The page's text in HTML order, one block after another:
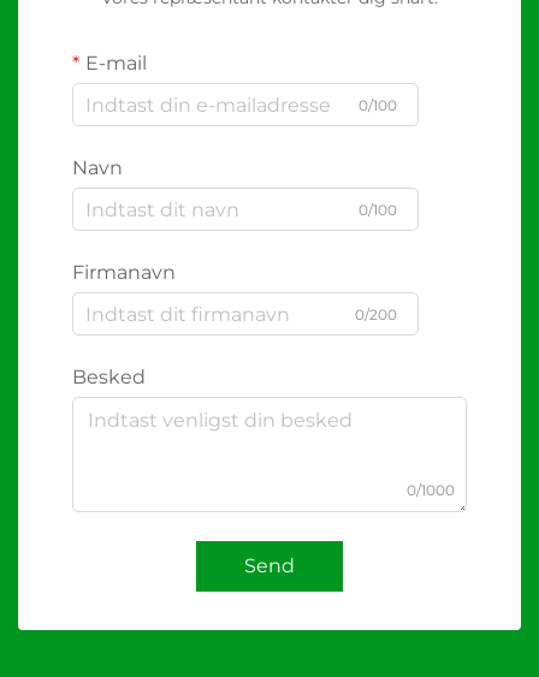
E-mail
0/100
Navn
0/100
Firmanavn
0/200
Besked
0/1000
Send